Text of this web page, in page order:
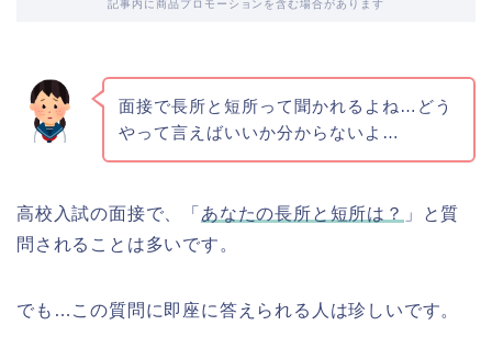
記事内に商品プロモーションを含む場合があります
面接で長所と短所って聞かれるよね…どう
やって言えばいいか分からないよ…
高校入試の面接で、「 あなたの長所と短所は？
」と質
問されることは多いです。
でも…この質問に即座に答えられる人は珍しいです。